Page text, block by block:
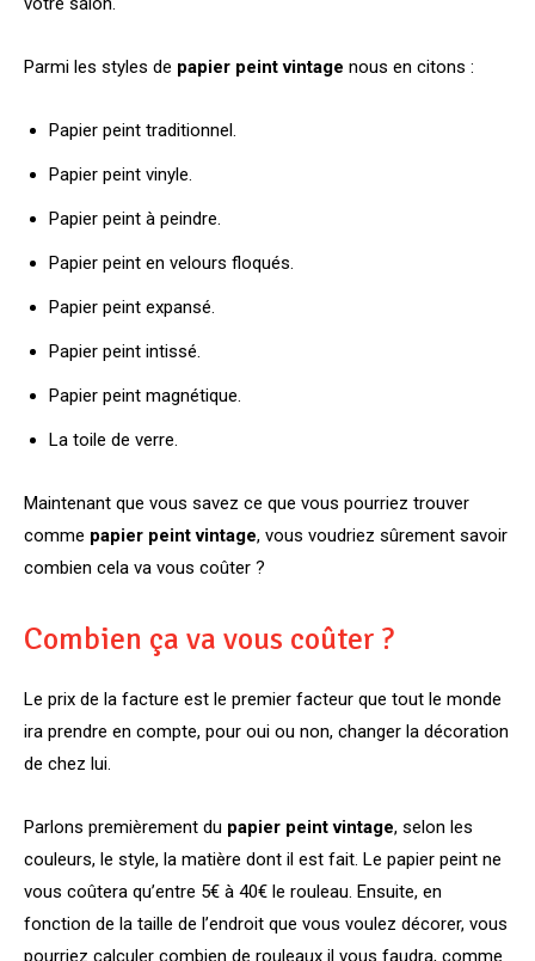
Parmi les styles de papier peint vintage nous en citons :
Papier peint traditionnel.
Papier peint vinyle.
Papier peint à peindre.
Papier peint en velours floqués.
Papier peint expansé.
Papier peint intissé.
Papier peint magnétique.
La toile de verre.
Maintenant que vous savez ce que vous pourriez trouver
comme papier peint vintage, vous voudriez sûrement savoir
combien cela va vous coûter ?
Combien ça va vous coûter ?
Le prix de la facture est le premier facteur que tout le monde
ira prendre en compte, pour oui ou non, changer la décoration
de chez lui.
Parlons premièrement du papier peint vintage, selon les
couleurs, le style, la matière dont il est fait. Le papier peint ne
vous coûtera qu’entre 5€ à 40€ le rouleau. Ensuite, en
fonction de la taille de l’endroit que vous voulez décorer, vous
pourriez calculer combien de rouleaux il vous faudra, comme